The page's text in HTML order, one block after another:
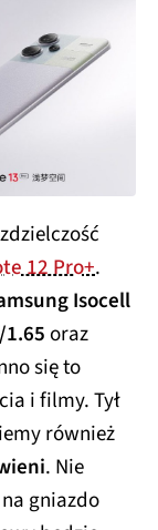
12 Pro+.
Isocell
oraz
się to
i filmy. Tył
również
. Nie
gniazdo